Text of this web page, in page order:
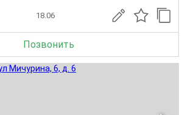
18.06
Позвонить